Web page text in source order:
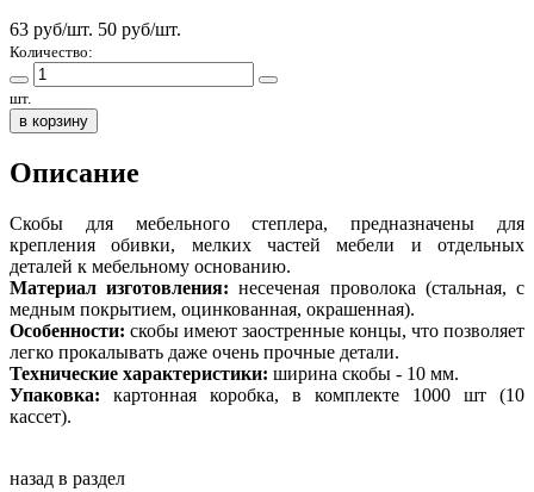
63 руб/шт. 50 руб/шт.
Количество:
шт.
в корзину
Описание
Скобы для мебельного степлера, предназначены для
крепления обивки, мелких частей мебели и отдельных
деталей к мебельному основанию.
Материал изготовления: несеченая проволока (стальная, с
медным покрытием, оцинкованная, окрашенная).
Особенности: скобы имеют заостренные концы, что позволяет
легко прокалывать даже очень прочные детали.
Технические характеристики: ширина скобы - 10 мм.
Упаковка: картонная коробка, в комплекте 1000 шт (10
кассет).
назад в раздел